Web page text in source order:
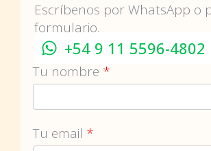
Escríbenos por WhatsApp o
formulario.
+54 9 11 5596-4802
Tu nombre *
Tu email *